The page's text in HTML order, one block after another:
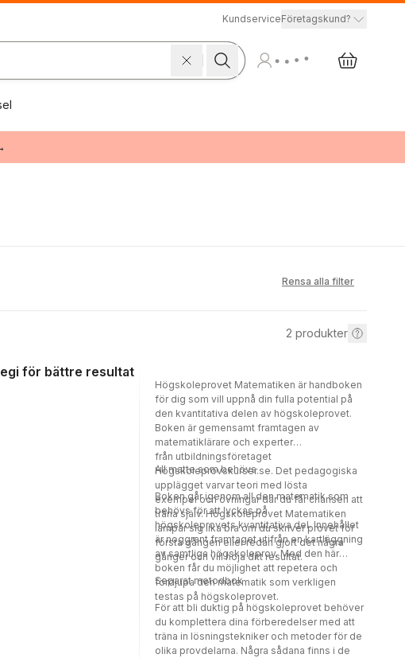
KundserviceFöretagskund?
Rensa alla filter
2 produkter
för bättre resultat
Högskoleprovet Matematiken är handboken
för dig som vill uppnå din fulla potential på
den kvantitativa delen av högskoleprovet.
Boken är gemensamt framtagen av
matematiklärare och experter
från utbildningsföretaget
Högskoleprovskurser.se. Det pedagogiska
upplägget varvar teori med lösta
exempel och övningar där du får chansen att
träna själv. Högskoleprovet Matematiken
lämpar sig lika bra om du skriver provet för
första gången eller redan gjort det några
gånger och vill höja ditt resultat.
All matte som behövs
Boken går igenom all den matematik som
behövs för att lyckas på
högskoleprovets kvantitativa del. Innehållet
är noggrant framtaget utifrån en kartläggning
av samtliga högskoleprov. Med den här
boken får du möjlighet att repetera och
fördjupa den matematik som verkligen
testas på högskoleprovet.
Separat metodbok
För att bli duktig på högskoleprovet behöver
du komplettera dina förberedelser med att
träna in lösningstekniker och metoder för de
olika provdelarna. Några sådana finns i de